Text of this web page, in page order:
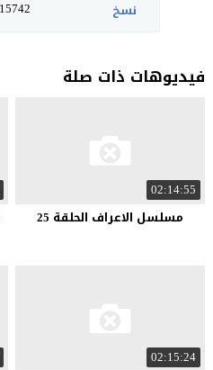
نسخ
فيديوهات ذات صلة
02:14:55
مسلسل الاعراف الحلقة 25
02:15:24